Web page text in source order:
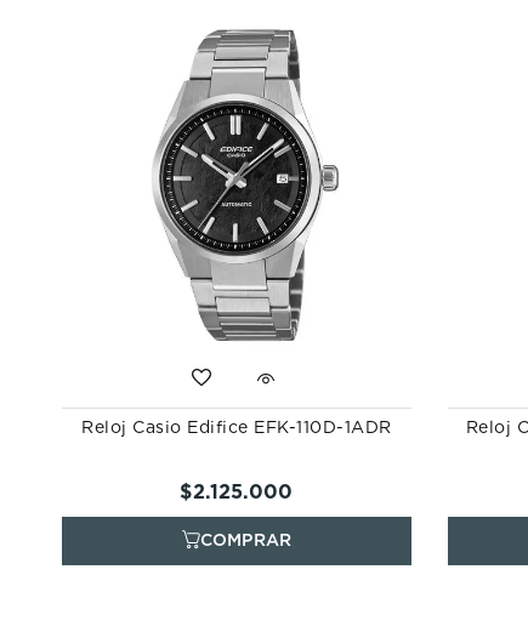
Reloj Casio Edifice EFK-110D-1ADR
$2.125.000
Reloj